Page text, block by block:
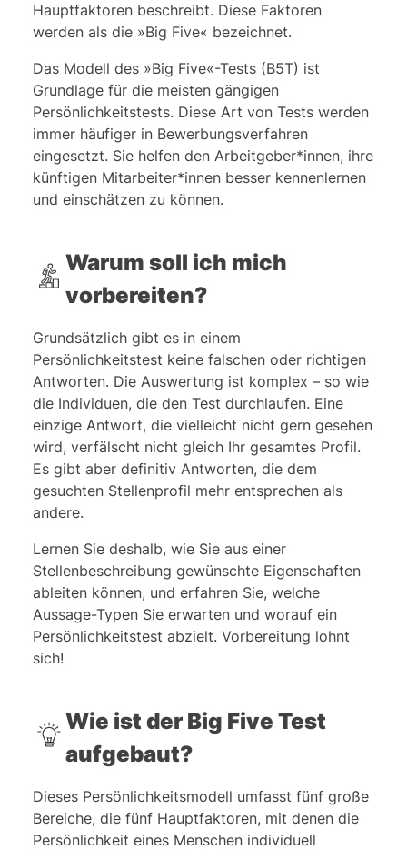
Die 5 Faktoren – The Big Five
Beispiele aus unserem PrepPack™&nbsp;
Das bietet Ihnen unser PrepPack™
Neu im PrepPack™: Integritätstest-Training
FAQ – Häufig gestellte Fragen
Hauptfaktoren beschreibt. Diese Faktoren
werden als die »Big Five« bezeichnet.
Das Modell des »Big Five«-Tests (B5T) ist
Grundlage für die meisten gängigen
Persönlichkeitstests. Diese Art von Tests werden
immer häufiger in Bewerbungsverfahren
eingesetzt. Sie helfen den Arbeitgeber*innen, ihre
künftigen Mitarbeiter*innen besser kennenlernen
und einschätzen zu können.
Warum soll ich mich
vorbereiten?
Grundsätzlich gibt es in einem
Persönlichkeitstest keine falschen oder richtigen
Antworten. Die Auswertung ist komplex – so wie
die Individuen, die den Test durchlaufen. Eine
einzige Antwort, die vielleicht nicht gern gesehen
wird, verfälscht nicht gleich Ihr gesamtes Profil.
Es gibt aber definitiv Antworten, die dem
gesuchten Stellenprofil mehr entsprechen als
andere.
Lernen Sie deshalb, wie Sie aus einer
Stellenbeschreibung gewünschte Eigenschaften
ableiten können, und erfahren Sie, welche
Aussage-Typen Sie erwarten und worauf ein
Persönlichkeitstest abzielt. Vorbereitung lohnt
sich!
Wie ist der Big Five Test
aufgebaut?
Dieses Persönlichkeitsmodell umfasst fünf große
Bereiche, die fünf Hauptfaktoren, mit denen die
Persönlichkeit eines Menschen individuell